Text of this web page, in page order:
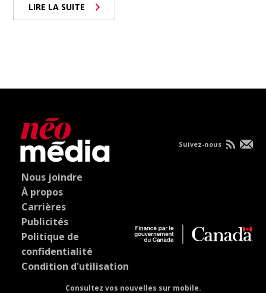
LIRE LA SUITE
Nous joindre
À propos
Carrières
Publicités
Politique de
confidentialité
Condition d'utilisation
Consultez vos nouvelles sur mobile.
Suivez-nous